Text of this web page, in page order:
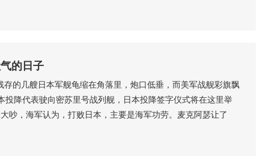
段小火车。分发到国民革命军第十一集团军预备二师第五团，
的日子
的几艘日本军舰龟缩在角落里，炮口低垂，而美军战舰彩旗飘
降代表驶向密苏里号战列舰，日本投降签字仪式将在这里举
吵，海军认为，打败日本，主要是海军功劳。麦克阿瑟让了
昌将军站在第一排最靠前的位置，他的旁边是美军哈尔西海军